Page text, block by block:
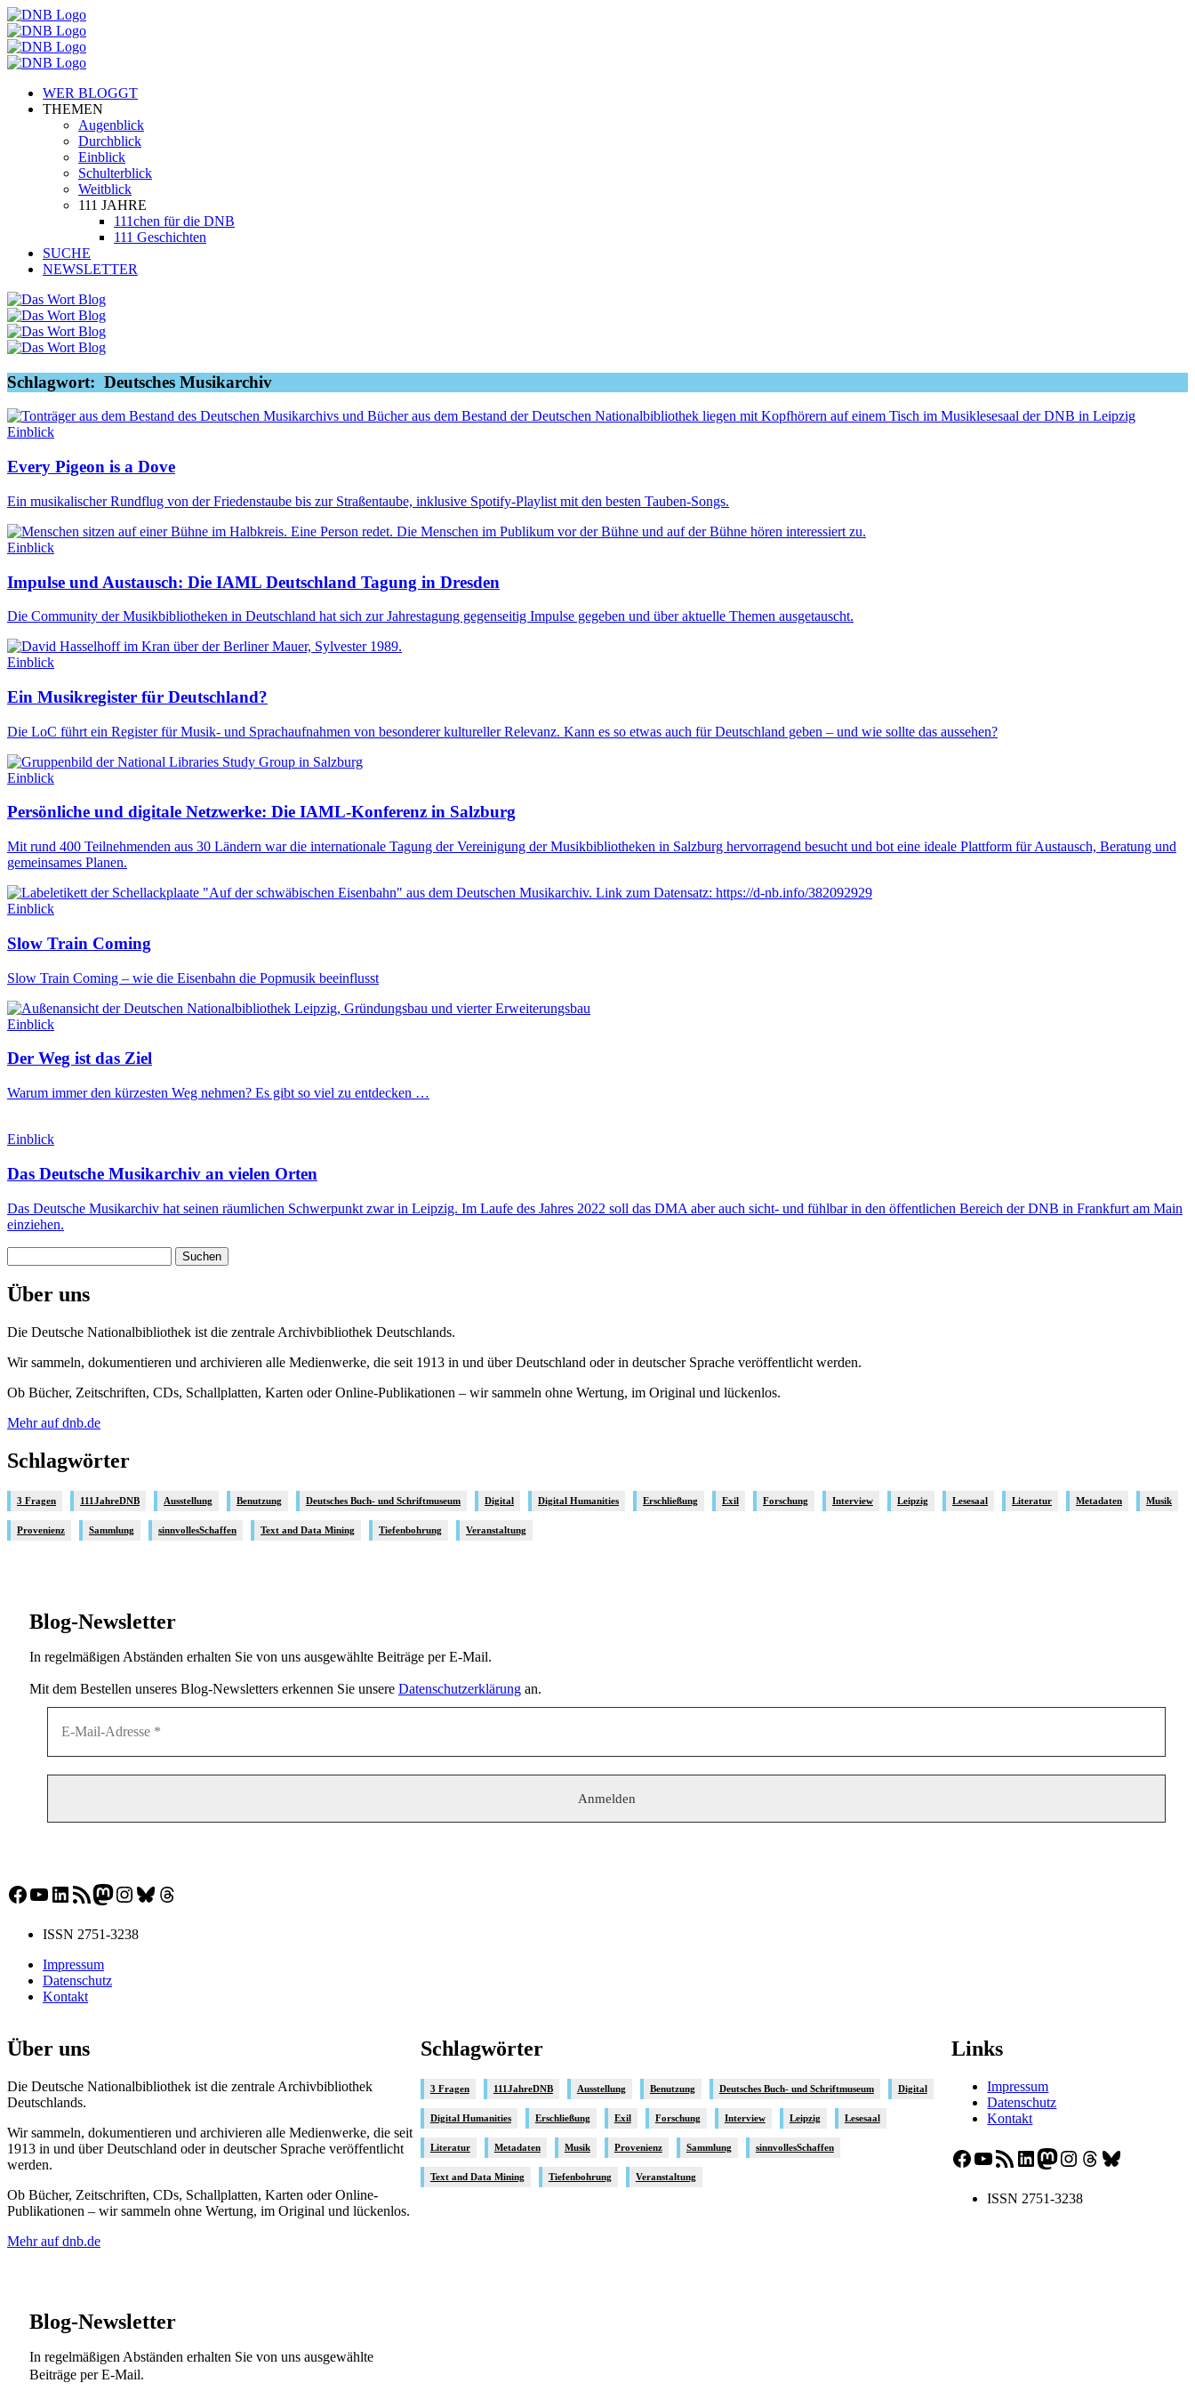
WER BLOGGT
THEMEN
Augenblick
Durchblick
Einblick
Schulterblick
Weitblick
111 JAHRE
111chen für die DNB
111 Geschichten
SUCHE
NEWSLETTER
Schlagwort: Deutsches Musikarchiv
Einblick
Every Pigeon is a Dove
Ein musikalischer Rundflug von der Friedenstaube bis zur Straßentaube, inklusive Spotify-Playlist mit den besten Tauben-Songs.
Einblick
Impulse und Austausch: Die IAML Deutschland Tagung in Dresden
Die Community der Musikbibliotheken in Deutschland hat sich zur Jahrestagung gegenseitig Impulse gegeben und über aktuelle Themen ausgetauscht.
Einblick
Ein Musikregister für Deutschland?
Die LoC führt ein Register für Musik- und Sprachaufnahmen von besonderer kultureller Relevanz. Kann es so etwas auch für Deutschland geben – und wie sollte das aussehen?
Einblick
Persönliche und digitale Netzwerke: Die IAML-Konferenz in Salzburg
Mit rund 400 Teilnehmenden aus 30 Ländern war die internationale Tagung der Vereinigung der Musikbibliotheken in Salzburg hervorragend besucht und bot eine ideale Plattform für Austausch, Beratung und
gemeinsames Planen.
Einblick
Slow Train Coming
Slow Train Coming – wie die Eisenbahn die Popmusik beeinflusst
Einblick
Der Weg ist das Ziel
Warum immer den kürzesten Weg nehmen? Es gibt so viel zu entdecken …
Einblick
Das Deutsche Musikarchiv an vielen Orten
Das Deutsche Musikarchiv hat seinen räumlichen Schwerpunkt zwar in Leipzig. Im Laufe des Jahres 2022 soll das DMA aber auch sicht- und fühlbar in den öffentlichen Bereich der DNB in Frankfurt am Main
einziehen.
nach:
Über uns
Die Deutsche Nationalbibliothek ist die zentrale Archivbibliothek Deutschlands.
Wir sammeln, dokumentieren und archivieren alle Medienwerke, die seit 1913 in und über Deutschland oder in deutscher Sprache veröffentlicht werden.
Ob Bücher, Zeitschriften, CDs, Schallplatten, Karten oder Online-Publikationen – wir sammeln ohne Wertung, im Original und lückenlos.
Mehr auf dnb.de
Schlagwörter
3 Fragen 111JahreDNB Ausstellung Benutzung Deutsches Buch- und Schriftmuseum Digital Digital Humanities Erschließung Exil Forschung Interview Leipzig Lesesaal Literatur Metadaten Musik
Provenienz Sammlung sinnvollesSchaffen Text and Data Mining Tiefenbohrung Veranstaltung
Blog-Newsletter
In regelmäßigen Abständen erhalten Sie von uns ausgewählte Beiträge per E-Mail.
Mit dem Bestellen unseres Blog-Newsletters erkennen Sie unsere Datenschutzerklärung an.
Facebook
YouTube
LinkedIn
RSS-FeedMastodon
Instagram
Bluesky
Threads
ISSN 2751-3238
Impressum
Datenschutz
Kontakt
Über uns
Die Deutsche Nationalbibliothek ist die zentrale Archivbibliothek
Deutschlands.
Wir sammeln, dokumentieren und archivieren alle Medienwerke, die seit
1913 in und über Deutschland oder in deutscher Sprache veröffentlicht
werden.
Ob Bücher, Zeitschriften, CDs, Schallplatten, Karten oder Online-
Publikationen – wir sammeln ohne Wertung, im Original und lückenlos.
Mehr auf dnb.de
Blog-Newsletter
In regelmäßigen Abständen erhalten Sie von uns ausgewählte
Beiträge per E-Mail.
Schlagwörter
3 Fragen 111JahreDNB Ausstellung Benutzung Deutsches Buch- und Schriftmuseum Digital
Digital Humanities Erschließung Exil Forschung Interview Leipzig Lesesaal
Literatur Metadaten Musik Provenienz Sammlung sinnvollesSchaffen
Text and Data Mining Tiefenbohrung Veranstaltung
Links
Impressum
Datenschutz
Kontakt
Facebook YouTube RSS-Feed LinkedIn Mastodon Instagram Threads Bluesky
ISSN 2751-3238